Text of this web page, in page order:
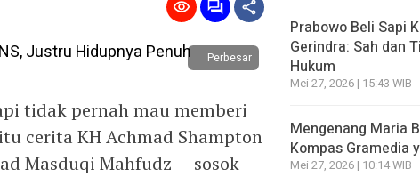
Perbesar
tidak pernah mau memberi
cerita KH Achmad Shampton
Masduqi Mahfudz — sosok
Prabowo Beli Sapi
Gerindra: Sah dan
Hukum
Mei 27, 2026 | 15:43 WIB
Mengenang Maria
Kompas Gramedia
Mei 27, 2026 | 10:14 WIB